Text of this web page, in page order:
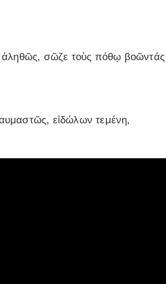
ἀληθῶς, σῶζε τοὺς πόθῳ βοῶντάς
εἰδώλων τεμένη,